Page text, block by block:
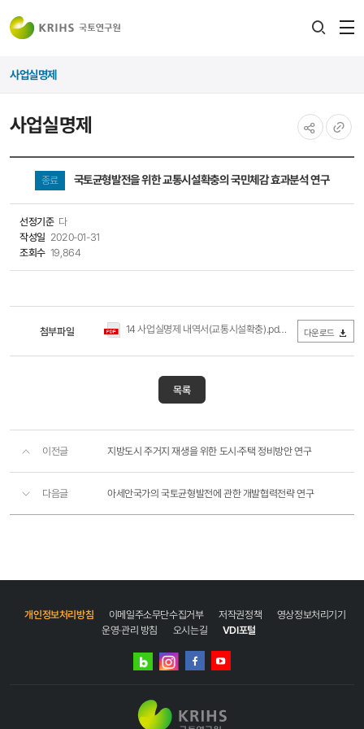
사업실명제
사업실명제
종료 국토균형발전을 위한 교통시설확충의 국민체감 효과분석 연구
선정기준 다
작성일 2020-01-31
조회수 19,864
첨부파일 14 사업실명제 내역서(교통시설확충).pdf (0Byte / 다운로드 269회)
다운로드
목록
이전글 지방도시 주거지 재생을 위한 도시·주택 정비방안 연구
다음글 아세안국가의 국토균형발전에 관한 개발협력전략 연구
개인정보처리방침 이메일주소무단수집거부 저작권정책
영상정보처리기기
운영·관리 방침
오시는길 VDI포털
네이버
인스타그램